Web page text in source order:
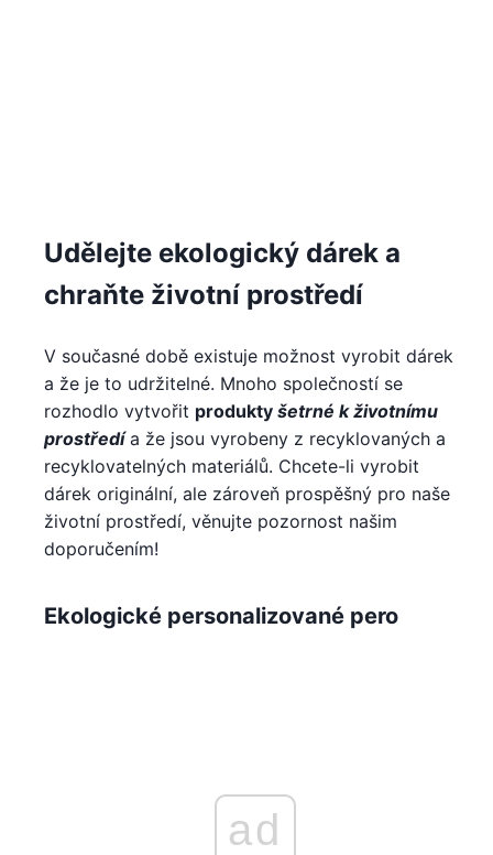
Udělejte ekologický dárek a
chraňte životní prostředí
V současné době existuje možnost vyrobit dárek
a že je to udržitelné. Mnoho společností se
rozhodlo vytvořit produkty šetrné k životnímu
prostředí a že jsou vyrobeny z recyklovaných a
recyklovatelných materiálů. Chcete-li vyrobit
dárek originální, ale zároveň prospěšný pro naše
životní prostředí, věnujte pozornost našim
doporučením!
Ekologické personalizované pero
ad